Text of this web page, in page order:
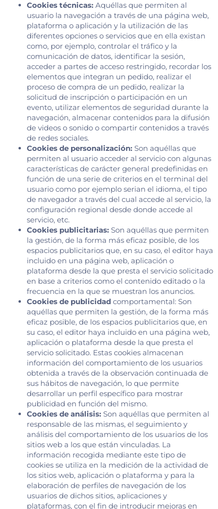
Cookies técnicas: Aquéllas que permiten al
usuario la navegación a través de una página web,
plataforma o aplicación y la utilización de las
diferentes opciones o servicios que en ella existan
como, por ejemplo, controlar el tráfico y la
comunicación de datos, identificar la sesión,
acceder a partes de acceso restringido, recordar los
elementos que integran un pedido, realizar el
proceso de compra de un pedido, realizar la
solicitud de inscripción o participación en un
evento, utilizar elementos de seguridad durante la
navegación, almacenar contenidos para la difusión
de videos o sonido o compartir contenidos a través
de redes sociales.
Cookies de personalización: Son aquéllas que
permiten al usuario acceder al servicio con algunas
características de carácter general predefinidas en
función de una serie de criterios en el terminal del
usuario como por ejemplo serian el idioma, el tipo
de navegador a través del cual accede al servicio, la
configuración regional desde donde accede al
servicio, etc.
Cookies publicitarias: Son aquéllas que permiten
la gestión, de la forma más eficaz posible, de los
espacios publicitarios que, en su caso, el editor haya
incluido en una página web, aplicación o
plataforma desde la que presta el servicio solicitado
en base a criterios como el contenido editado o la
frecuencia en la que se muestran los anuncios.
Cookies de publicidad comportamental: Son
aquéllas que permiten la gestión, de la forma más
eficaz posible, de los espacios publicitarios que, en
su caso, el editor haya incluido en una página web,
aplicación o plataforma desde la que presta el
servicio solicitado. Estas cookies almacenan
información del comportamiento de los usuarios
obtenida a través de la observación continuada de
sus hábitos de navegación, lo que permite
desarrollar un perfil específico para mostrar
publicidad en función del mismo.
Cookies de análisis: Son aquéllas que permiten al
responsable de las mismas, el seguimiento y
análisis del comportamiento de los usuarios de los
sitios web a los que están vinculadas. La
información recogida mediante este tipo de
cookies se utiliza en la medición de la actividad de
los sitios web, aplicación o plataforma y para la
elaboración de perfiles de navegación de los
usuarios de dichos sitios, aplicaciones y
plataformas, con el fin de introducir mejoras en